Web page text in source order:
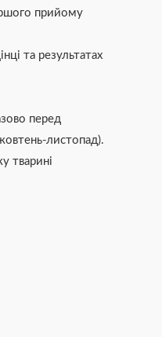
прийому
та результатах
перед
листопад).
тварині